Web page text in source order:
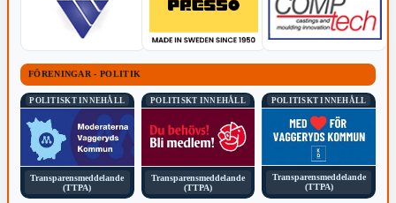
FÖRENINGAR - POLITIK
POLITISKT INNEHÅLL
Transparensmeddelande
(TTPA)
POLITISKT INNEHÅLL
Transparensmeddelande
(TTPA)
POLITISKT INNEHÅLL
Transparensmeddelande
(TTPA)